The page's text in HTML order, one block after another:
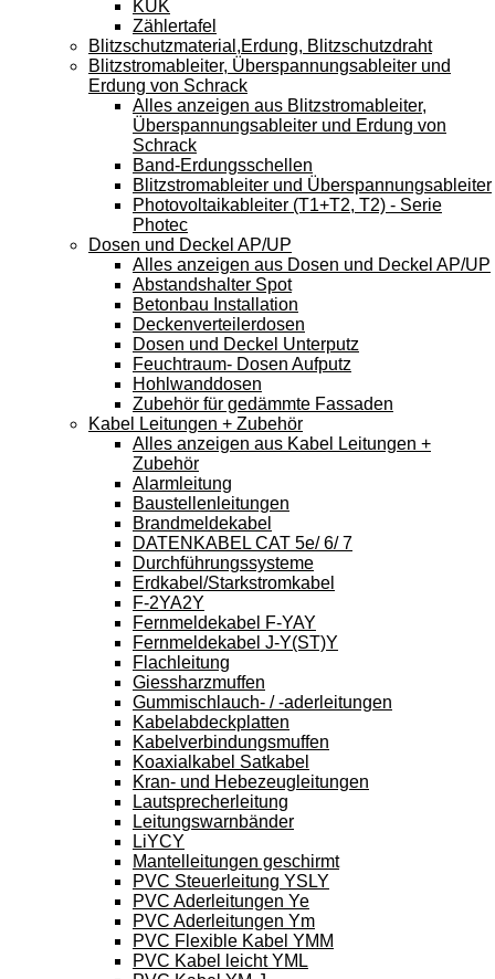
KÜK
Zählertafel
Blitzschutzmaterial,Erdung, Blitzschutzdraht
Blitzstromableiter, Überspannungsableiter und
Erdung von Schrack
Alles anzeigen aus Blitzstromableiter,
Überspannungsableiter und Erdung von
Schrack
Band-Erdungsschellen
Blitzstromableiter und Überspannungsableiter
Photovoltaikableiter (T1+T2, T2) - Serie
Photec
Dosen und Deckel AP/UP
Alles anzeigen aus Dosen und Deckel AP/UP
Abstandshalter Spot
Betonbau Installation
Deckenverteilerdosen
Dosen und Deckel Unterputz
Feuchtraum- Dosen Aufputz
Hohlwanddosen
Zubehör für gedämmte Fassaden
Kabel Leitungen + Zubehör
Alles anzeigen aus Kabel Leitungen +
Zubehör
Alarmleitung
Baustellenleitungen
Brandmeldekabel
DATENKABEL CAT 5e/ 6/ 7
Durchführungssysteme
Erdkabel/Starkstromkabel
F-2YA2Y
Fernmeldekabel F-YAY
Fernmeldekabel J-Y(ST)Y
Flachleitung
Giessharzmuffen
Gummischlauch- / -aderleitungen
Kabelabdeckplatten
Kabelverbindungsmuffen
Koaxialkabel Satkabel
Kran- und Hebezeugleitungen
Lautsprecherleitung
Leitungswarnbänder
LiYCY
Mantelleitungen geschirmt
PVC Steuerleitung YSLY
PVC Aderleitungen Ye
PVC Aderleitungen Ym
PVC Flexible Kabel YMM
PVC Kabel leicht YML